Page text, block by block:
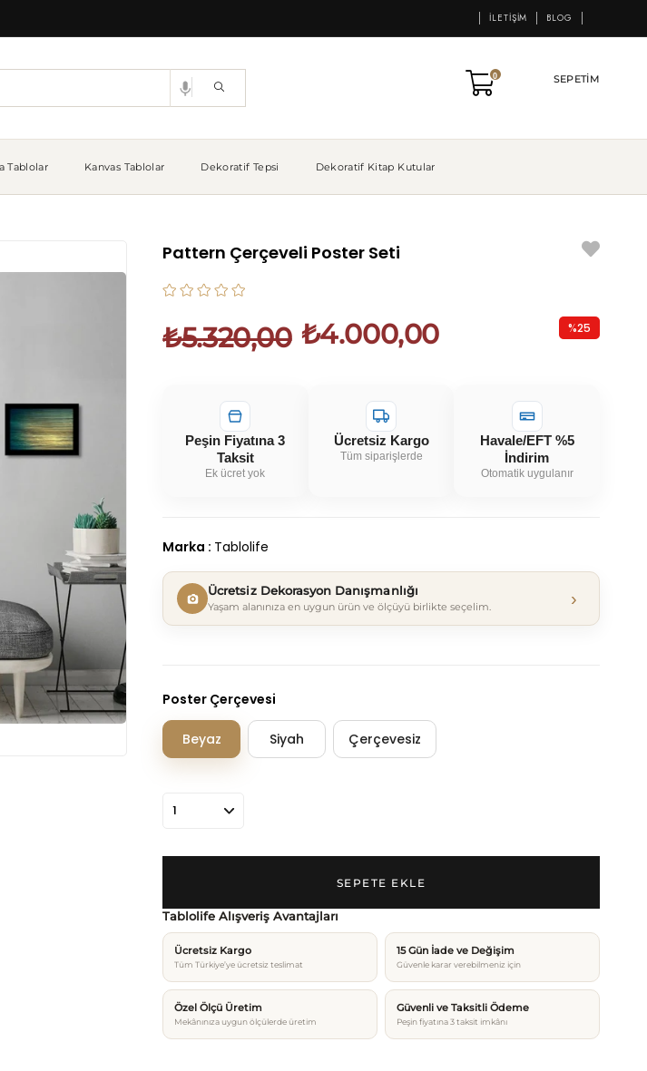
İLETIŞIM BLOG
SEPETIM
0
Tablolar Kanvas Tablolar Dekoratif Tepsi Dekoratif Kitap Kutular
Pattern Çerçeveli Poster Seti
₺5.320,00 ₺4.000,00 %25
Peşin Fiyatına 3
Taksit
Ek ücret yok
Ücretsiz Kargo
Tüm siparişlerde
Havale/EFT %5
İndirim
Otomatik uygulanır
Marka : Tablolife
Ücretsiz Dekorasyon Danışmanlığı
Yaşam alanınıza en uygun ürün ve ölçüyü birlikte seçelim. ›
Poster Çerçevesi
Beyaz Siyah Çerçevesiz
Tablolife Alışveriş Avantajları
Ücretsiz Kargo
Tüm Türkiye’ye ücretsiz teslimat
15 Gün İade ve Değişim
Güvenle karar verebilmeniz için
Özel Ölçü Üretim
Mekânınıza uygun ölçülerde üretim
Güvenli ve Taksitli Ödeme
Peşin fiyatına 3 taksit imkânı